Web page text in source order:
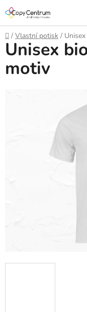
Přejít
na
obsah
Domů
/ Vlastní potisk /
Unisex
motiv